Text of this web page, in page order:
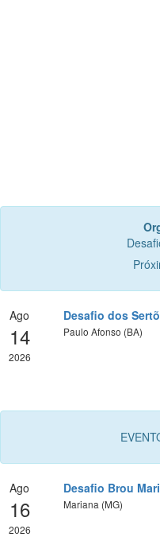
Ago
14
2026
Desafio dos
Paulo Afonso (BA)
Ago
16
2026
Desafio Brou
Mariana (MG)